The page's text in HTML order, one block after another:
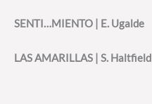
SENTI…MIENTO | E. Ugalde
LAS AMARILLAS | S. Haltfield